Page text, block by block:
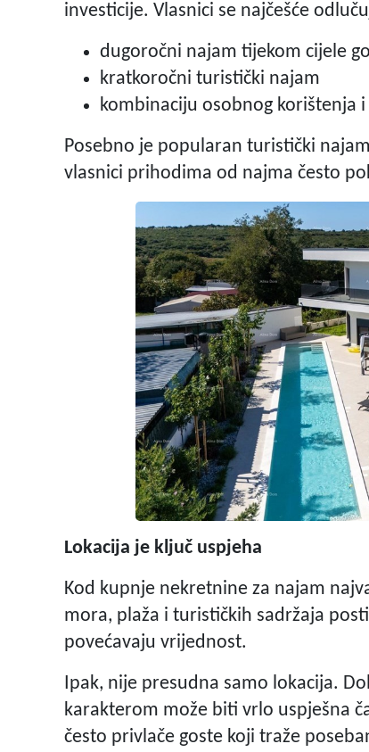
investicije. Vlasnici se najčešće
dugoročni najam tijekom cijele
kratkoročni turistički najam
kombinaciju osobnog korištenja
Posebno je popularan turistički
vlasnici prihodima od najma često
Lokacija je ključ uspjeha
Kod kupnje nekretnine za najam
mora, plaža i turističkih sadržaja
povećavaju vrijednost.
Ipak, nije presudna samo lokacija.
karakterom može biti vrlo uspješna
često privlače goste koji traže